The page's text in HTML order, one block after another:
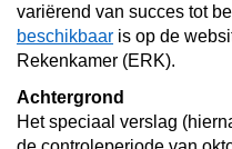
variërend van succes tot
beschikbaar is op de
Rekenkamer (ERK).
Achtergrond
Het speciaal verslag